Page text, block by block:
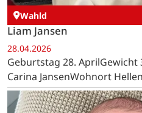
Wahld
Liam Jansen
28.04.2026
Geburtstag 28.
Carina JansenWohnort